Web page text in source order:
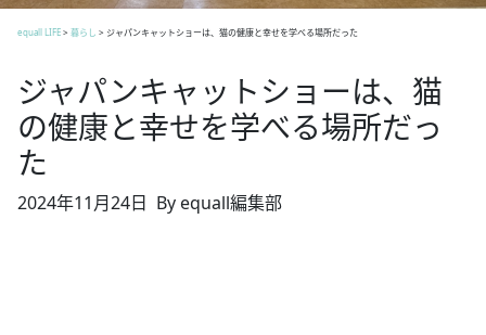
equall LIFE> 暮らし > ジャパンキャットショーは、猫の健康と幸せを学べる場所だった
ジャパンキャットショーは、猫
の健康と幸せを学べる場所だっ
た
2024年11月24日 By equall編集部